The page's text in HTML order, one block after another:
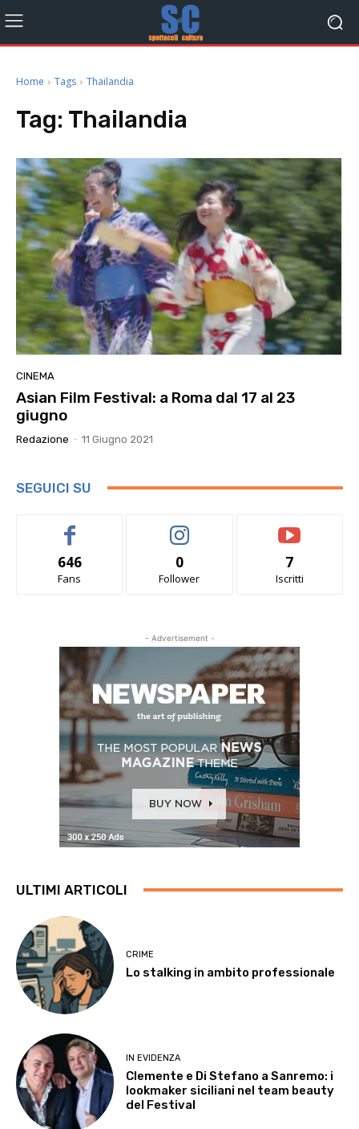
Home Tags Thailandia
Tag: Thailandia
CINEMA
Asian Film Festival: a Roma dal 17 al 23
giugno
Redazione - 11 Giugno 2021
SEGUICI SU
646
Fans
0
Follower
7
Iscritti
- Advertisement -
ULTIMI ARTICOLI
CRIME
Lo stalking in ambito professionale
IN EVIDENZA
Clemente e Di Stefano a Sanremo: i
lookmaker siciliani nel team beauty
del Festival